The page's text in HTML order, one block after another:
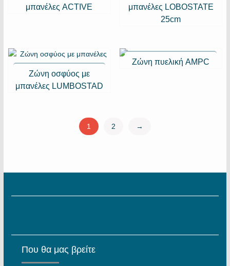
μπανέλες ACTIVE
μπανέλες LOBOSTATE
25cm
Ζώνη οσφύος με
μπανέλες LUMBOSTAD
Ζώνη πυελική AMPC
1 2 →
Που θα μας βρείτε